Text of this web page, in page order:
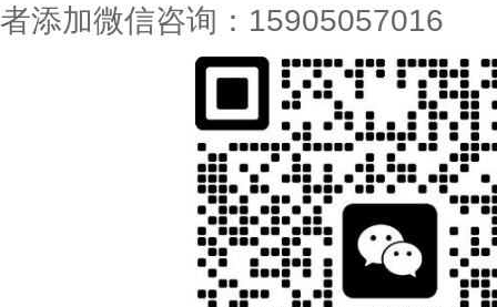
者添加微信咨询：15905057016